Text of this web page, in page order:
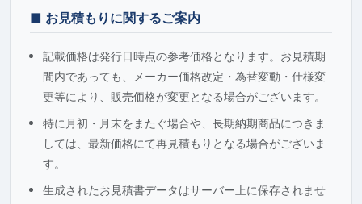
■ お見積もりに関するご案内
記載価格は発行日時点の参考価格となります。お見積期
間内であっても、メーカー価格改定・為替変動・仕様変
更等により、販売価格が変更となる場合がございます。
特に月初・月末をまたぐ場合や、長期納期商品につきま
しては、最新価格にて再見積もりとなる場合がございま
す。
生成されたお見積書データはサーバー上に保存されませ